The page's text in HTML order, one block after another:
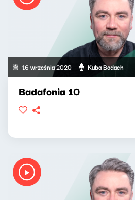
16 września 2020 Kuba Badach
Badafonia 10